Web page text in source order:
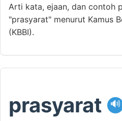
Arti kata, ejaan, dan contoh
"prasyarat" menurut Kamus
(KBBI).
prasyarat 🔊